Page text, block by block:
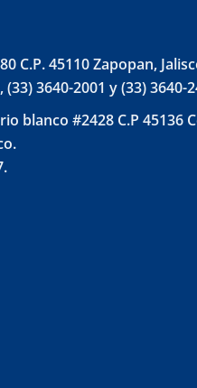
C.P. 45110 Zapopan,
(33) 3640-2001 y (33) 3640-
blanco #2428 C.P 45136